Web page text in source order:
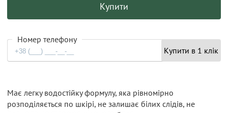
Купити
Номер телефону
Купити в 1 клік
Має легку водостійку формулу, яка рівномірно
розподіляється по шкірі, не залишає білих слідів, не